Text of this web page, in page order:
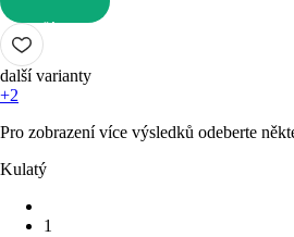
DO KOŠÍKU
další varianty
+2
Pro zobrazení více výsledků odeberte
Kulatý
1